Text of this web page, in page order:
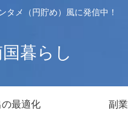
メ（円貯め）風に発信中！
暮らし
最適化 副業